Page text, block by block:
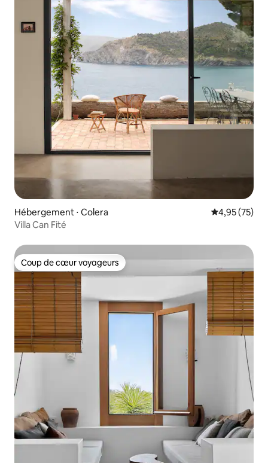
Hébergement ⋅ Colera Évaluation
4,95 (75)
Villa Can Fité
Coup de cœur voyageurs
Coup de cœur voyageurs